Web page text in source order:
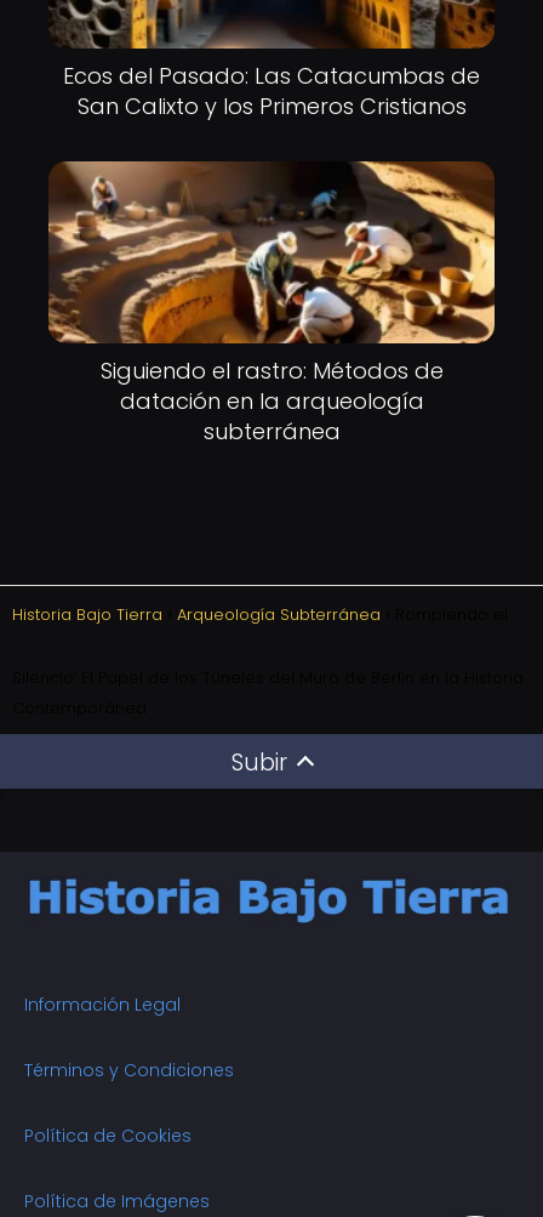
Ecos del Pasado: Las Catacumbas de
San Calixto y los Primeros Cristianos
Siguiendo el rastro: Métodos de
datación en la arqueología
subterránea
Historia Bajo Tierra Arqueología Subterránea
Subir
Información Legal
Términos y Condiciones
Política de Cookies
Política de Imágenes